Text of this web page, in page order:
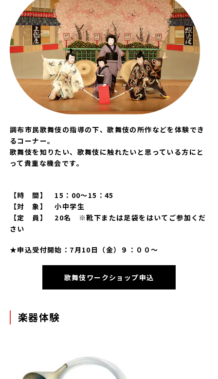
調布市民歌舞伎の指導の下、歌舞伎の所作などを体験でき
るコーナー。
歌舞伎を知りたい、歌舞伎に触れたいと思っている方にと
って貴重な機会です。
【時 間】 15：00～15：45
【対 象】 小中学生
【定 員】 20名 ※靴下または足袋をはいてご参加くだ
さい
★申込受付開始：7月10日（金）９：００～
歌舞伎ワークショップ申込
楽器体験